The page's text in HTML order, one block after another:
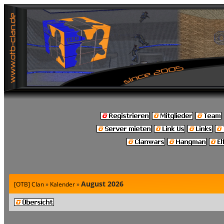
[OTB] Clan» Kalender»August 2026